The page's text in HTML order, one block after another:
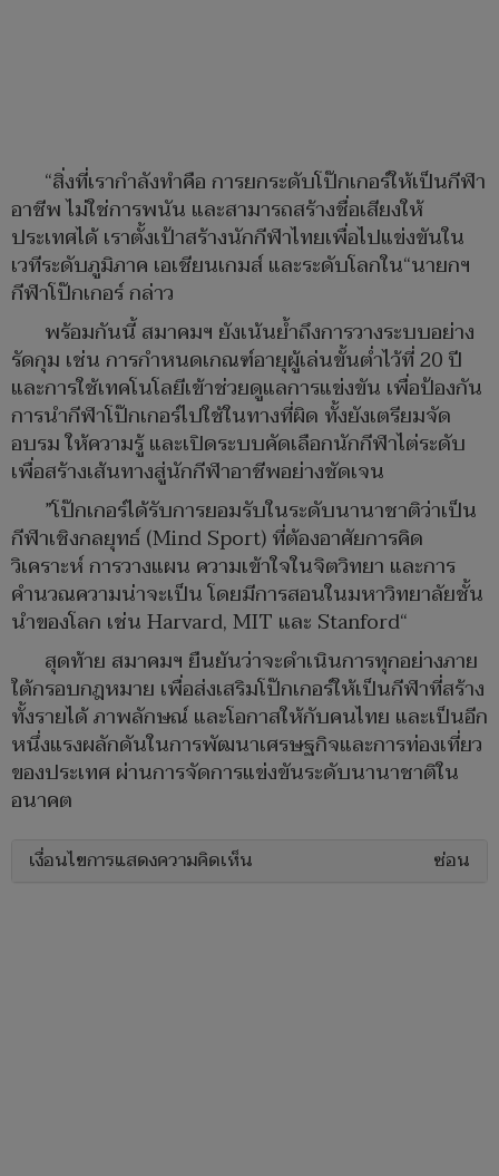
“สิ่งที่เรากำลังทำคือ การยกระดับโป๊กเกอร์ให้เป็นกีฬา
อาชีพ ไม่ใช่การพนัน และสามารถสร้างชื่อเสียงให้
ประเทศได้ เราตั้งเป้าสร้างนักกีฬาไทยเพื่อไปแข่งขันใน
เวทีระดับภูมิภาค เอเชียนเกมส์ และระดับโลกใน“นายกฯ
กีฬาโป๊กเกอร์ กล่าว
พร้อมกันนี้ สมาคมฯ ยังเน้นย้ำถึงการวางระบบอย่าง
รัดกุม เช่น การกำหนดเกณฑ์อายุผู้เล่นขั้นต่ำไว้ที่ 20 ปี
และการใช้เทคโนโลยีเข้าช่วยดูแลการแข่งขัน เพื่อป้องกัน
การนำกีฬาโป๊กเกอร์ไปใช้ในทางที่ผิด ทั้งยังเตรียมจัด
อบรม ให้ความรู้ และเปิดระบบคัดเลือกนักกีฬาไต่ระดับ
เพื่อสร้างเส้นทางสู่นักกีฬาอาชีพอย่างชัดเจน
”โป๊กเกอร์ได้รับการยอมรับในระดับนานาชาติว่าเป็น
กีฬาเชิงกลยุทธ์ (Mind Sport) ที่ต้องอาศัยการคิด
วิเคราะห์ การวางแผน ความเข้าใจในจิตวิทยา และการ
คำนวณความน่าจะเป็น โดยมีการสอนในมหาวิทยาลัยชั้น
นำของโลก เช่น Harvard, MIT และ Stanford“
สุดท้าย สมาคมฯ ยืนยันว่าจะดำเนินการทุกอย่างภาย
ใต้กรอบกฎหมาย เพื่อส่งเสริมโป๊กเกอร์ให้เป็นกีฬาที่สร้าง
ทั้งรายได้ ภาพลักษณ์ และโอกาสให้กับคนไทย และเป็นอีก
หนึ่งแรงผลักดันในการพัฒนาเศรษฐกิจและการท่องเที่ยว
ของประเทศ ผ่านการจัดการแข่งขันระดับนานาชาติใน
อนาคต
เงื่อนไขการแสดงความคิดเห็น ซ่อน